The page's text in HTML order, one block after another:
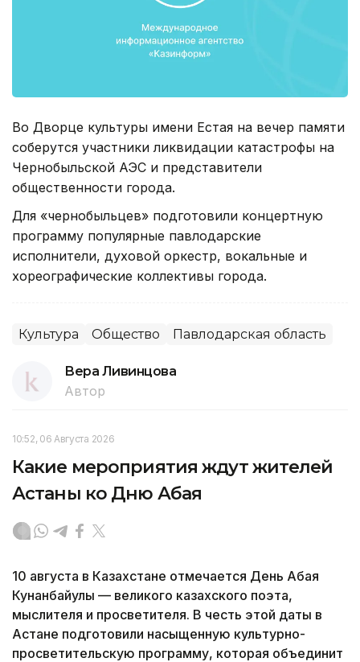
Во Дворце культуры имени Естая на вечер памяти
соберутся участники ликвидации катастрофы на
Чернобыльской АЭС и представители
общественности города.
Для «чернобыльцев» подготовили концертную
программу популярные павлодарские
исполнители, духовой оркестр, вокальные и
хореографические коллективы города.
Культура Общество Павлодарская область
Вера Ливинцова
Автор
10:52, 06 Августа 2026
Какие мероприятия ждут жителей
Астаны ко Дню Абая
10 августа в Казахстане отмечается День Абая
Кунанбайулы — великого казахского поэта,
мыслителя и просветителя. В честь этой даты в
Астане подготовили насыщенную культурно-
просветительскую программу, которая объединит